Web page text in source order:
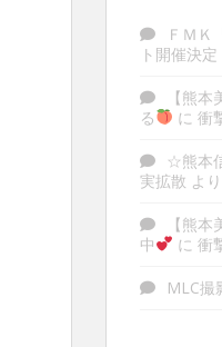
ＦＭＫ
ト開催決定
【熊
る
に 衝
☆熊本
実拡散 より
【熊
中
に 衝
MLC撮